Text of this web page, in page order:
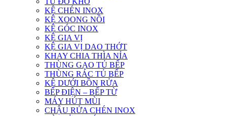
KỆ CHÉN INOX
KỆ XOONG NỒI
KỆ GÓC INOX
KỆ GIA VỊ
KỆ GIA VỊ DAO THỚT
KHAY CHIA THÌA NỈA
THÙNG GẠO TỦ BẾP
THÙNG RÁC TỦ BẾP
KỆ DƯỚI BỒN RỬA
BẾP ĐIỆN – BẾP TỪ
MÁY HÚT MÙI
CHẬU RỬA CHÉN INOX